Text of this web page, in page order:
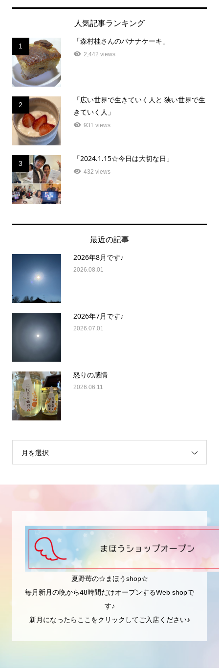
人気記事ランキング
1
「森村桂さんのバナナケーキ」
2,442 views
2
「広い世界で生きていく人と 狭い世界で生
きていく人」
931 views
3
「2024.1.15☆今日は大切な日」
432 views
最近の記事
2026年8月です♪
2026.08.01
2026年7月です♪
2026.07.01
怒りの感情
2026.06.11
月を選択
夏野苺の☆まほうshop☆
毎月新月の晩から48時間だけオープンするWeb shopで
す♪
新月になったらここをクリックしてご入店ください♪